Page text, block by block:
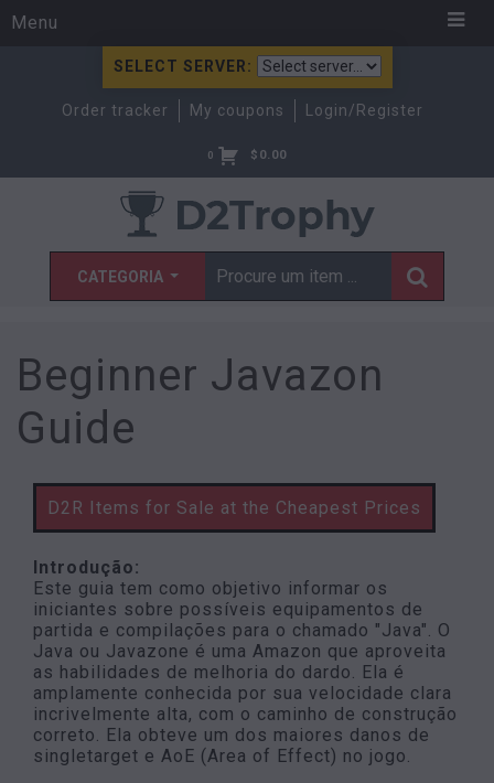
Menu
SELECT SERVER:
Order tracker My coupons Login/Register
0 $ 0.00
CATEGORIA
Beginner Javazon
Guide
D2R Items for Sale at the Cheapest Prices
Introdução:
Este guia tem como objetivo informar os
iniciantes sobre possíveis equipamentos de
partida e compilações para o chamado "Java". O
Java ou Javazone é uma Amazon que aproveita
as habilidades de melhoria do dardo. Ela é
amplamente conhecida por sua velocidade clara
incrivelmente alta, com o caminho de construção
correto. Ela obteve um dos maiores danos de
singletarget e AoE (Area of Effect) no jogo.